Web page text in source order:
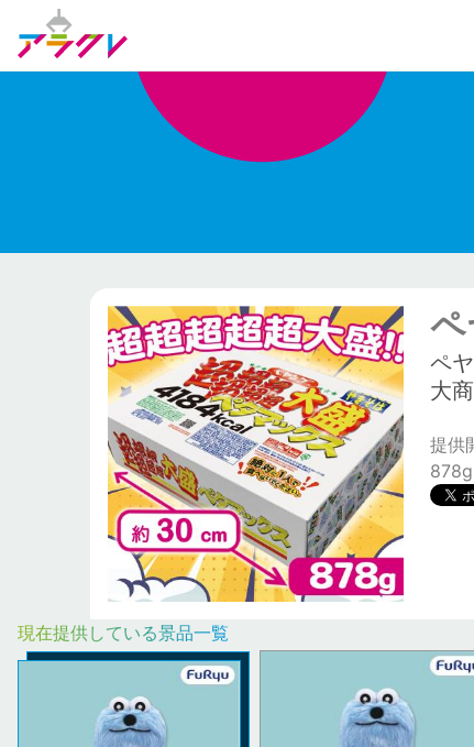
ペ
大
提供
878g
現在提供している景品一覧